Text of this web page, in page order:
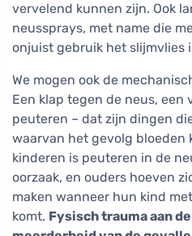
vervelend kunnen zijn. Ook
neussprays, met name die
onjuist gebruik het slijmvlies
We mogen ook de
Een klap tegen de neus,
peuteren – dat zijn dingen
waarvan het gevolg bloeden
kinderen is peuteren in de
oorzaak, en ouders hoeven
maken wanneer hun kind
komt. Fysisch trauma aan